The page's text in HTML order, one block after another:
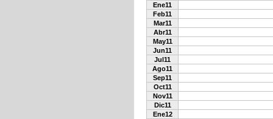
Ene11
Feb11
Mar11
Abr11
May11
Jun11
Jul11
Ago11
Sep11
Oct11
Nov11
Dic11
Ene12